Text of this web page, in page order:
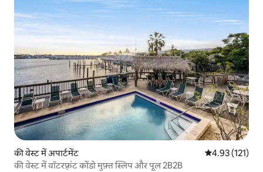
की वेस्ट में अपार्टमेंट औसत रेटिंग 5 में से
4.93 (121)
की वेस्ट में वॉटरफ़्रंट कोंडो मुफ़्त स्लिप और पूल 2B2B